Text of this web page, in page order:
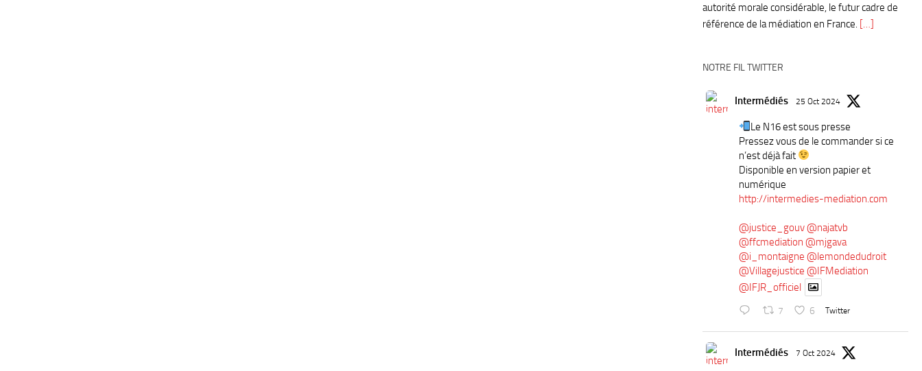
autorité morale considérable, le futur cadre de
référence de la médiation en France. […]
NOTRE FIL TWITTER
Intermédiés 25 Oct 2024
Le N16 est sous presse
Pressez vous de le commander si ce
n’est déjà fait
Disponible en version papier et
numérique
http://intermedies-mediation.com
@justice_gouv@najatvb
@ffcmediation @mjgava
@i_montaigne @lemondedudroit
@Villagejustice @IFMediation
@IFJR_officiel
7 6 Twitter
Intermédiés 7 Oct 2024